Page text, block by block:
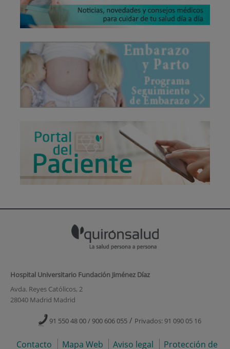
Hospital Universitario Fundación Jiménez Díaz
Avda. Reyes Católicos, 2
28040 Madrid Madrid
91 550 48 00 / 900 606 055 / Privados: 91 090 05 16
Contacto Mapa Web Aviso legal Protección de